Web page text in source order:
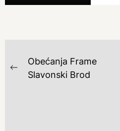
NAVIGACIJA
OBJAVA
Previous
Obećanja Frame
Slavonski Brod